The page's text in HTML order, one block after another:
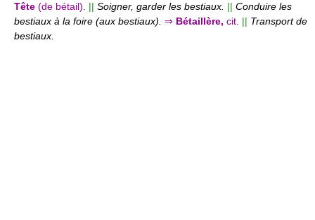
Tête (de bétail). || Soigner, garder les bestiaux. || Conduire les
bestiaux à la foire (aux bestiaux). ⇒ Bétaillère, cit. || Transport de
bestiaux.